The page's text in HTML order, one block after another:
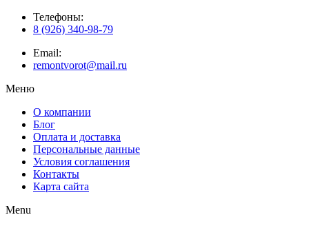
Телефоны:
8 (926) 340-98-79
Email:
remontvorot@mail.ru
Меню
О компании
Блог
Оплата и доставка
Персональные данные
Условия соглашения
Контакты
Карта сайта
Menu